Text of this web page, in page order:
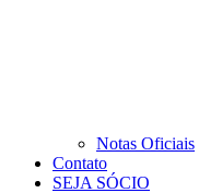
Notas Oficiais
Contato
SEJA SÓCIO